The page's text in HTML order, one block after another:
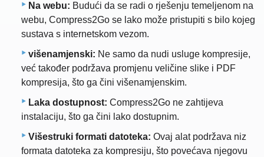
Na webu: Budući da se radi o rješenju temeljenom na
webu, Compress2Go se lako može pristupiti s bilo kojeg
sustava s internetskom vezom.
višenamjenski: Ne samo da nudi usluge kompresije,
već također podržava promjenu veličine slike i PDF
kompresija, što ga čini višenamjenskim.
Laka dostupnost: Compress2Go ne zahtijeva
instalaciju, što ga čini lako dostupnim.
Višestruki formati datoteka: Ovaj alat podržava niz
formata datoteka za kompresiju, što povećava njegovu